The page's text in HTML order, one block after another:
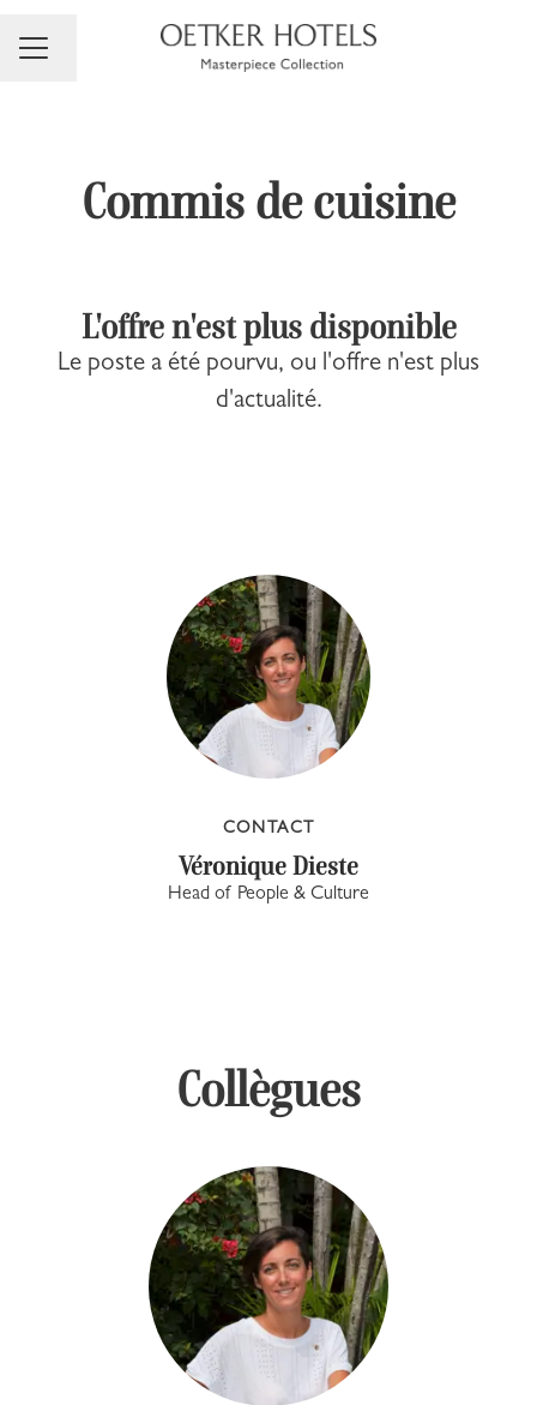
Menu carrière
Changer la langue
Commis de cuisine
L'offre n'est plus disponible
Le poste a été pourvu, ou l'offre n'est plus
d'actualité.
CONTACT
Véronique Dieste
Head of People & Culture
Collègues